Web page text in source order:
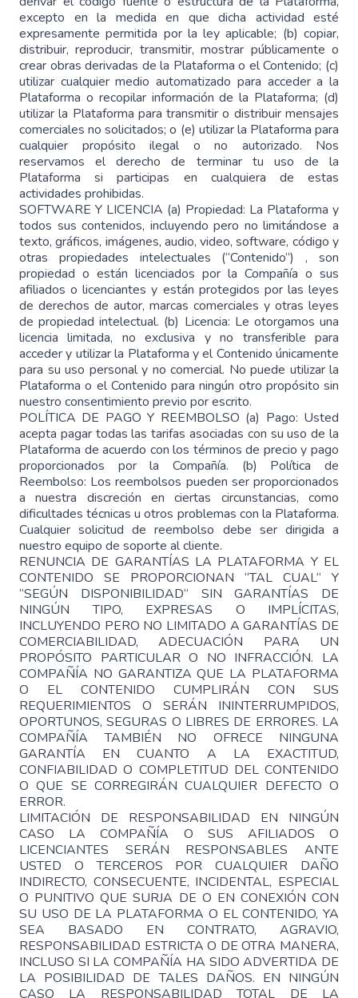
excepto en la medida en que dicha actividad esté
expresamente permitida por la ley aplicable; (b) copiar,
distribuir, reproducir, transmitir, mostrar públicamente o
crear obras derivadas de la Plataforma o el Contenido; (c)
utilizar cualquier medio automatizado para acceder a la
Plataforma o recopilar información de la Plataforma; (d)
utilizar la Plataforma para transmitir o distribuir mensajes
comerciales no solicitados; o (e) utilizar la Plataforma para
cualquier propósito ilegal o no autorizado. Nos
reservamos el derecho de terminar tu uso de la
Plataforma si participas en cualquiera de estas
actividades prohibidas.
SOFTWARE Y LICENCIA (a) Propiedad: La Plataforma y
todos sus contenidos, incluyendo pero no limitándose a
texto, gráficos, imágenes, audio, video, software, código y
otras propiedades intelectuales (“Contenido“) , son
propiedad o están licenciados por la Compañía o sus
afiliados o licenciantes y están protegidos por las leyes
de derechos de autor, marcas comerciales y otras leyes
de propiedad intelectual. (b) Licencia: Le otorgamos una
licencia limitada, no exclusiva y no transferible para
acceder y utilizar la Plataforma y el Contenido únicamente
para su uso personal y no comercial. No puede utilizar la
Plataforma o el Contenido para ningún otro propósito sin
nuestro consentimiento previo por escrito.
POLÍTICA DE PAGO Y REEMBOLSO (a) Pago: Usted
acepta pagar todas las tarifas asociadas con su uso de la
Plataforma de acuerdo con los términos de precio y pago
proporcionados por la Compañía. (b) Política de
Reembolso: Los reembolsos pueden ser proporcionados
a nuestra discreción en ciertas circunstancias, como
dificultades técnicas u otros problemas con la Plataforma.
Cualquier solicitud de reembolso debe ser dirigida a
nuestro equipo de soporte al cliente.
RENUNCIA DE GARANTÍAS LA PLATAFORMA Y EL
CONTENIDO SE PROPORCIONAN “TAL CUAL“ Y
“SEGÚN DISPONIBILIDAD“ SIN GARANTÍAS DE
NINGÚN TIPO, EXPRESAS O IMPLÍCITAS,
INCLUYENDO PERO NO LIMITADO A GARANTÍAS DE
COMERCIABILIDAD, ADECUACIÓN PARA UN
PROPÓSITO PARTICULAR O NO INFRACCIÓN. LA
COMPAÑÍA NO GARANTIZA QUE LA PLATAFORMA
O EL CONTENIDO CUMPLIRÁN CON SUS
REQUERIMIENTOS O SERÁN ININTERRUMPIDOS,
OPORTUNOS, SEGURAS O LIBRES DE ERRORES. LA
COMPAÑÍA TAMBIÉN NO OFRECE NINGUNA
GARANTÍA EN CUANTO A LA EXACTITUD,
CONFIABILIDAD O COMPLETITUD DEL CONTENIDO
O QUE SE CORREGIRÁN CUALQUIER DEFECTO O
ERROR.
LIMITACIÓN DE RESPONSABILIDAD EN NINGÚN
CASO LA COMPAÑÍA O SUS AFILIADOS O
LICENCIANTES SERÁN RESPONSABLES ANTE
USTED O TERCEROS POR CUALQUIER DAÑO
INDIRECTO, CONSECUENTE, INCIDENTAL, ESPECIAL
O PUNITIVO QUE SURJA DE O EN CONEXIÓN CON
SU USO DE LA PLATAFORMA O EL CONTENIDO, YA
SEA BASADO EN CONTRATO, AGRAVIO,
RESPONSABILIDAD ESTRICTA O DE OTRA MANERA,
INCLUSO SI LA COMPAÑÍA HA SIDO ADVERTIDA DE
LA POSIBILIDAD DE TALES DAÑOS. EN NINGÚN
CASO LA RESPONSABILIDAD TOTAL DE LA